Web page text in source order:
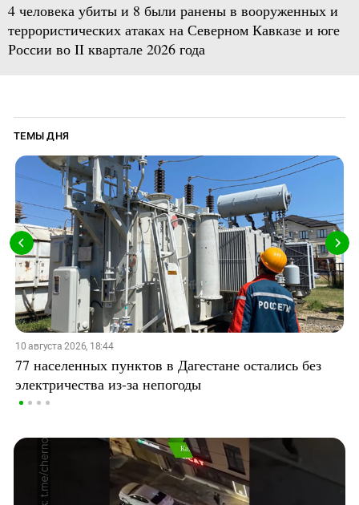
4 человека убиты и 8 были ранены в вооруженных и
террористических атаках на Северном Кавказе и юге
России во II квартале 2026 года
ТЕМЫ ДНЯ
10 августа 2026, 18:44
77 населенных пунктов в Дагестане остались без
электричества из-за непогоды